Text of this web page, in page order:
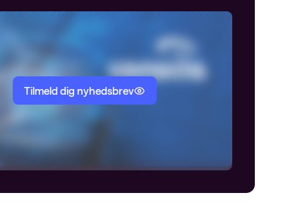
Tilmeld dig nyhedsbrev